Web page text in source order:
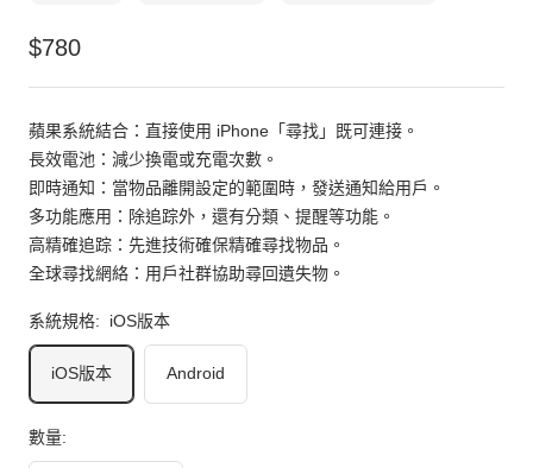
特
價
$780
蘋果系統結合：直接使用 iPhone「尋找」既可連接。
長效電池：減少換電或充電次數。
即時通知：當物品離開設定的範圍時，發送通知給用戶。
多功能應用：除追踪外，還有分類、提醒等功能。
高精確追踪：先進技術確保精確尋找物品。
全球尋找網絡：用戶社群協助尋回遺失物。
系統規格: iOS版本
iOS版本 Android
數量: